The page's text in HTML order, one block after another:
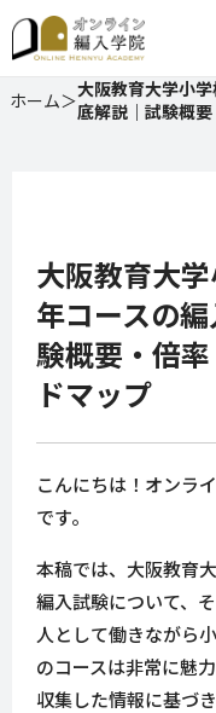
ホーム＞大阪教育大学小
底解説｜試験概
大阪教育大
年コースの
験概要・倍
ドマップ
こんにちは！オンラ
です。
本稿では、大阪教育
編入試験について、
人として働きながら
のコースは非常に魅
収集した情報に基づ